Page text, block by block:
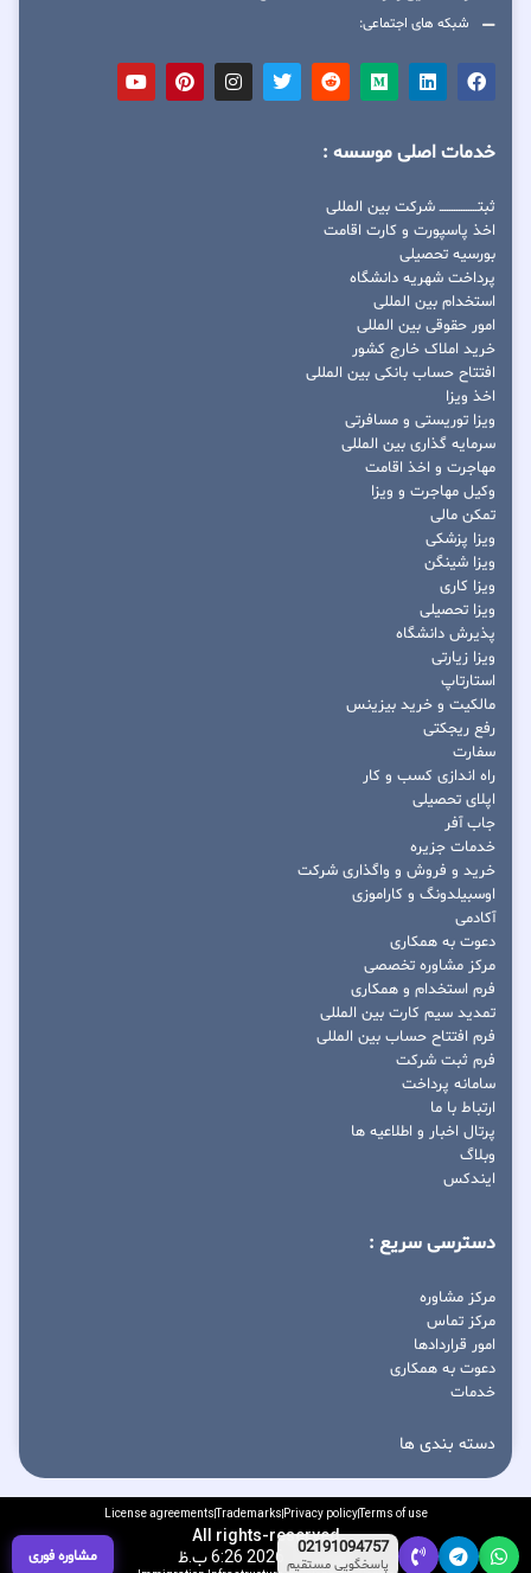
شبکه های اجتماعی:
خدمات اصلی موسسه :
ثبتــــــــــــــــ شرکت بین المللی
اخذ پاسپورت و کارت اقامت
بورسیه تحصیلی
پرداخت شهریه دانشگاه
استخدام بین المللی
امور حقوقی بین المللی
خرید املاک خارج کشور
افتتاح حساب بانکی بین المللی
اخذ ویزا
ویزا توریستی و مسافرتی
سرمایه گذاری بین المللی
مهاجرت و اخذ اقامت
وکیل مهاجرت و ویزا
تمکن مالی
ویزا پزشکی
ویزا شینگن
ویزا کاری
ویزا تحصیلی
پذیرش دانشگاه
ویزا زیارتی
استارتاپ
مالکیت و خرید بیزینس
رفع ریجکتی
سفارت
راه اندازی کسب و کار
اپلای تحصیلی
جاب آفر
خدمات جزیره
خرید و فروش و واگذاری شرکت
اوسبیلدونگ و کاراموزی
آکادمی
دعوت به همکاری
مرکز مشاوره تخصصی
فرم استخدام و همکاری
تمدید سیم کارت بین المللی
فرم افتتاح حساب بین المللی
فرم ثبت شرکت
سامانه پرداخت
ارتباط با ما
پرتال اخبار و اطلاعیه ها
وبلاگ
ایندکس
دسترسی سریع :
مرکز مشاوره
مرکز تماس
امور قراردادها
دعوت به همکاری
خدمات
دسته بندی ها
Terms of use
Privacy policy
Trademarks
License agreements
All rights-reserved
آگوست 9, 2026 6:26 ب.ظ
02191094757
پاسخگویی مستقیم مشاوره فوری